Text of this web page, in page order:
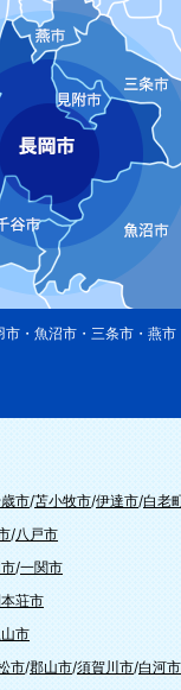
・魚沼市・三条市・燕市
市/苫小牧市/伊達市/白老
/八戸市
/一関市
荘市
市
市/郡山市/須賀川市/白河市